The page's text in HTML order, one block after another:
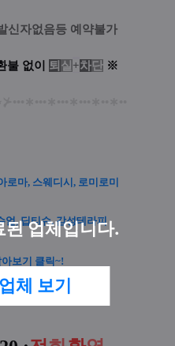
된 업체입니다.
체 보기
신자없음등 예약불가
불 없이 퇴 실 +차단 ※
로마, 스웨디시, 로미로미
얼, 딥티슈, 감성테라피
보기 클릭~!